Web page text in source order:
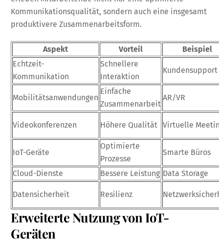
Kommunikationsqualität, sondern auch eine insgesamt
produktivere Zusammenarbeitsform.
Aspekt Vorteil
Beispiel
Echtzeit-
Kommunikation
Schnellere
Interaktion
Kundensupport
Mobilitätsanwendungen
Einfache
Zusammenarbeit
AR/VR
Videokonferenzen Höhere Qualität Virtuelle
IoT-Geräte
Optimierte
Prozesse
Smarte Büros
Cloud-Dienste Bessere Leistung Data Storage
Datensicherheit Resilienz
Erweiterte Nutzung von IoT-
Geräten